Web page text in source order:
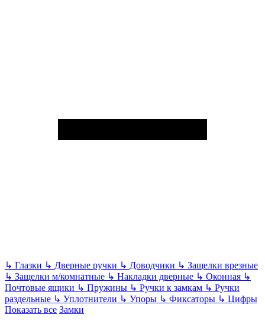
↳ Глазки ↳ Дверные ручки ↳ Доводчики ↳ Защелки врезные
↳ Защелки м/комнатные ↳ Накладки дверные ↳ Оконная ↳
Почтовые ящики ↳ Пружины ↳ Ручки к замкам ↳ Ручки
раздельные ↳ Уплотнители ↳ Упоры ↳ Фиксаторы ↳ Цифры
Показать все Замки